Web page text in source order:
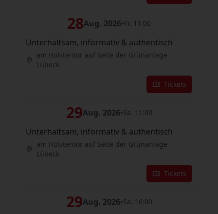
28Aug. 2026•Fr. 11:00
Unterhaltsam, informativ & authentisch
am Holstentor auf Seite der Grünanlage
Lübeck
Tickets
29Aug. 2026•Sa. 11:00
Unterhaltsam, informativ & authentisch
am Holstentor auf Seite der Grünanlage
Lübeck
Tickets
29Aug. 2026•Sa. 16:00